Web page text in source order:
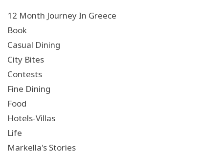
12 Month Journey In Greece
Book
Casual Dining
City Bites
Contests
Fine Dining
Food
Hotels-Villas
Life
Markella's Stories